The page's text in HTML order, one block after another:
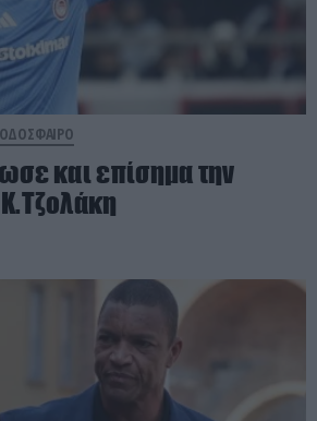
και επίσημα την